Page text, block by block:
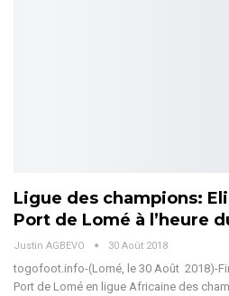
Ligue des champions:
Port de Lomé à l’heure
Justin AGBEVO 30 Août 2018
togofoot.info-(Lomé, le 30 Août 2018)-
Port de Lomé en ligue Africaine des